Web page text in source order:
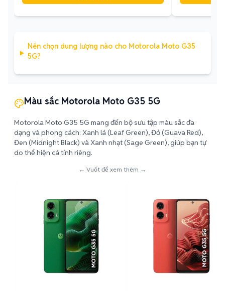
Nên chọn dung lượng nào cho Motorola Moto G35
5G?
Màu sắc Motorola Moto G35 5G
Motorola Moto G35 5G mang đến bộ sưu tập màu sắc đa
dạng và phong cách: Xanh lá (Leaf Green), Đỏ (Guava Red),
Đen (Midnight Black) và Xanh nhạt (Sage Green), giúp bạn tự
do thể hiện cá tính riêng.
← Vuốt để xem thêm →